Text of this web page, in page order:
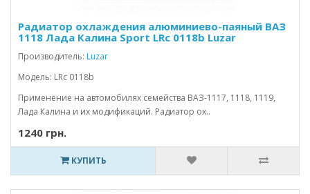
Радиатор охлаждения алюминиево-паяный ВАЗ
1118 Лада Калина Sport LRc 0118b Luzar
Производитель: Luzar
Модель: LRc 0118b
Применение на автомобилях семейства ВАЗ-1117, 1118, 1119,
Лада Калина и их модификаций. Радиатор ох..
1240 грн.
КУПИТЬ